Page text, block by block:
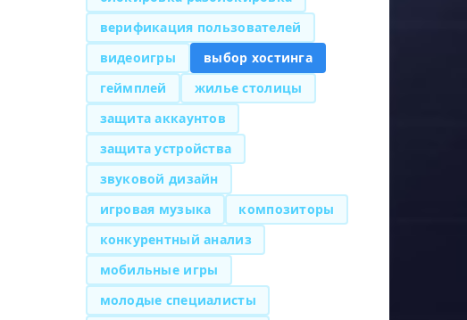
верификация пользователей
видеоигры
выбор хостинга
геймплей
жилье столицы
защита аккаунтов
защита устройства
звуковой дизайн
игровая музыка
композиторы
конкурентный анализ
мобильные игры
молодые специалисты